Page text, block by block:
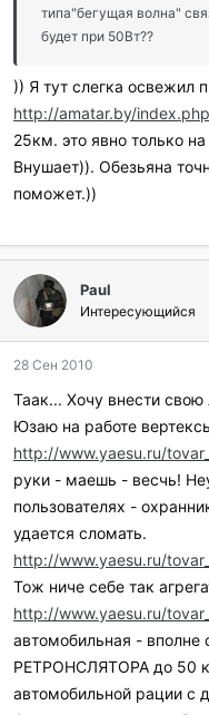
типа"бегущая волна"
будет при 50Вт??
)) Я тут слегка освежил
http://amatar.by/
25км. это явно только
Внушает)). Обезьяна
поможет.))
Paul
Интересующийся
28 Сен 2010
Таак... Хочу внести свою
Юзаю на работе
http://www.yaesu.ru/
руки - маешь - весчь!
пользователях -
удается сломать.
http://www.yaesu.ru/
Тож ниче себе так
http://www.yaesu.ru/
автомобильная - вполне
РЕТРОНСЛЯТОРА до 50
автомобильной рации с